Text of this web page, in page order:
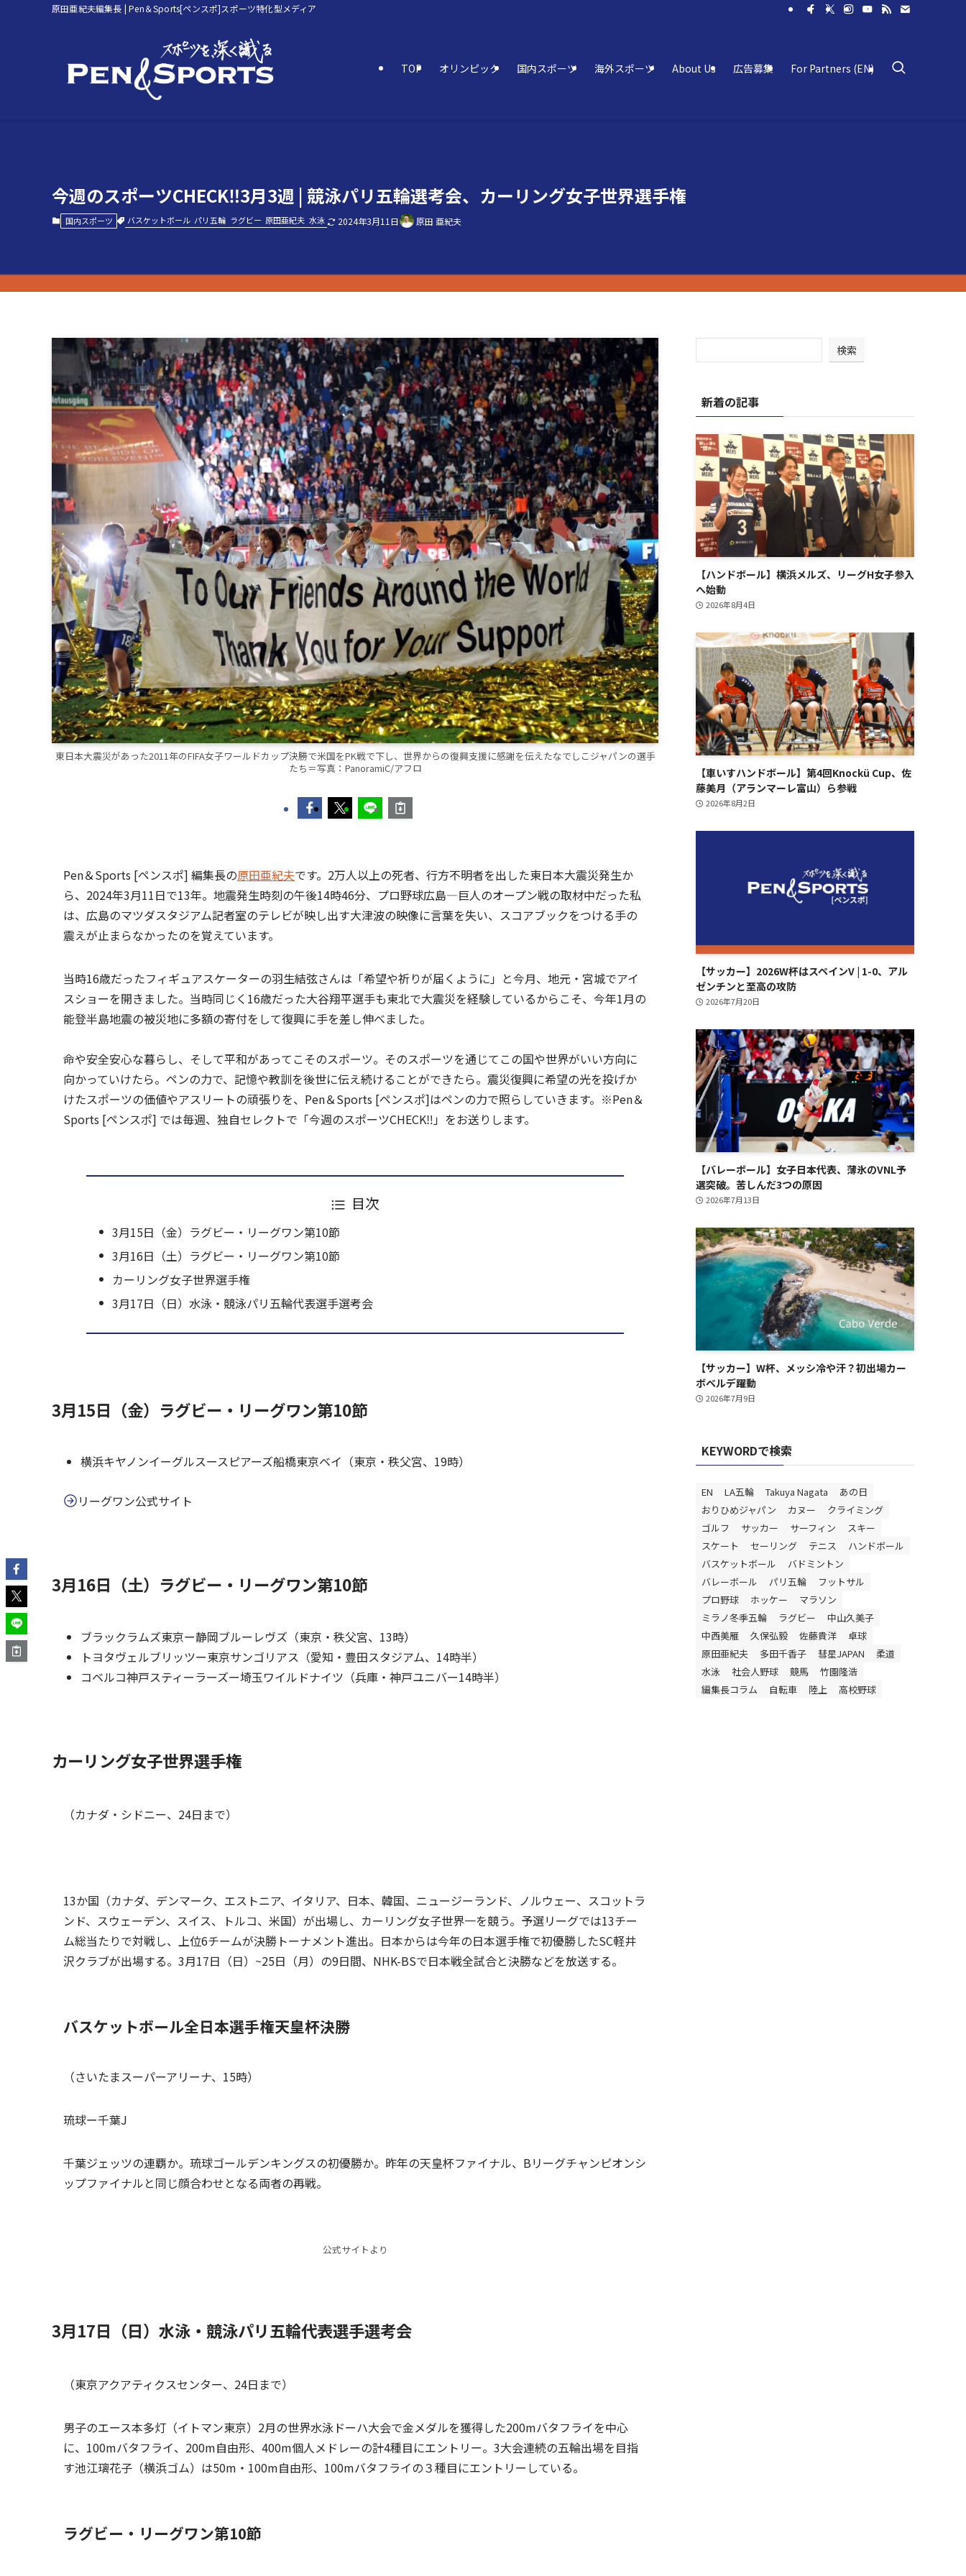
原田亜紀夫編集長 | Pen＆Sports[ペンスポ]スポーツ特化型メディア
TOP オリンピック 国内スポーツ 海外スポーツ About Us 広告募集 For Partners (EN)
今週のスポーツCHECK‼3月3週 | 競泳パリ五輪選考会、カーリング女子世界選手権
国内スポーツ バスケットボール パリ五輪 ラグビー 原田亜紀夫 水泳 2024年3月11日 原田 亜紀夫
東日本大震災があった2011年のFIFA女子ワールドカップ決勝で米国をPK戦で下し、世界からの復興支援に感謝を伝えたなでしこジャパンの選手
たち＝写真：PanoramiC/アフロ
Pen＆Sports [ペンスポ] 編集長の原田亜紀夫です。2万人以上の死者、行方不明者を出した東日本大震災発生か
ら、2024年3月11日で13年。地震発生時刻の午後14時46分、プロ野球広島―巨人のオープン戦の取材中だった私
は、広島のマツダスタジアム記者室のテレビが映し出す大津波の映像に言葉を失い、スコアブックをつける手の
震えが止まらなかったのを覚えています。
当時16歳だったフィギュアスケーターの羽生結弦さんは「希望や祈りが届くように」と今月、地元・宮城でアイ
スショーを開きました。当時同じく16歳だった大谷翔平選手も東北で大震災を経験しているからこそ、今年1月の
能登半島地震の被災地に多額の寄付をして復興に手を差し伸べました。
命や安全安心な暮らし、そして平和があってこそのスポーツ。そのスポーツを通じてこの国や世界がいい方向に
向かっていけたら。ペンの力で、記憶や教訓を後世に伝え続けることができたら。震災復興に希望の光を投げか
けたスポーツの価値やアスリートの頑張りを、Pen＆Sports [ペンスポ]はペンの力で照らしていきます。※Pen＆
Sports [ペンスポ] では毎週、独自セレクトで「今週のスポーツCHECK‼」をお送りします。
目次
3月15日（金）ラグビー・リーグワン第10節
3月16日（土）ラグビー・リーグワン第10節
カーリング女子世界選手権
3月17日（日）水泳・競泳パリ五輪代表選手選考会
3月15日（金）ラグビー・リーグワン第10節
横浜キヤノンイーグルスースピアーズ船橋東京ベイ（東京・秩父宮、19時）
リーグワン公式サイト
3月16日（土）ラグビー・リーグワン第10節
ブラックラムズ東京ー静岡ブルーレヴズ（東京・秩父宮、13時）
トヨタヴェルブリッツー東京サンゴリアス（愛知・豊田スタジアム、14時半）
コベルコ神戸スティーラーズー埼玉ワイルドナイツ（兵庫・神戸ユニバー14時半）
カーリング女子世界選手権
（カナダ・シドニー、24日まで）
13か国（カナダ、デンマーク、エストニア、イタリア、日本、韓国、ニュージーランド、ノルウェー、スコットラ
ンド、スウェーデン、スイス、トルコ、米国）が出場し、カーリング女子世界一を競う。予選リーグでは13チー
ム総当たりで対戦し、上位6チームが決勝トーナメント進出。日本からは今年の日本選手権で初優勝したSC軽井
沢クラブが出場する。3月17日（日）~25日（月）の9日間、NHK-BSで日本戦全試合と決勝などを放送する。
バスケットボール全日本選手権天皇杯決勝
（さいたまスーパーアリーナ、15時）
琉球ー千葉J
千葉ジェッツの連覇か。琉球ゴールデンキングスの初優勝か。昨年の天皇杯ファイナル、Bリーグチャンピオンシ
ップファイナルと同じ顔合わせとなる両者の再戦。
公式サイトより
3月17日（日）水泳・競泳パリ五輪代表選手選考会
（東京アクアティクスセンター、24日まで）
男子のエース本多灯（イトマン東京）2月の世界水泳ドーハ大会で金メダルを獲得した200mバタフライを中心
に、100mバタフライ、200m自由形、400m個人メドレーの計4種目にエントリー。3大会連続の五輪出場を目指
す池江璃花子（横浜ゴム）は50m・100m自由形、100mバタフライの３種目にエントリーしている。
ラグビー・リーグワン第10節
検索
新着の記事
【ハンドボール】横浜メルズ、リーグH女子参入
へ始動
2026年8月4日
【車いすハンドボール】第4回Knockü Cup、佐
藤美月（アランマーレ富山）ら参戦
2026年8月2日
【サッカー】2026W杯はスペインV | 1-0、アル
ゼンチンと至高の攻防
2026年7月20日
【バレーボール】女子日本代表、薄氷のVNL予
選突破。苦しんだ3つの原因
2026年7月13日
【サッカー】W杯、メッシ冷や汗？初出場カー
ボベルデ躍動
2026年7月9日
KEYWORDで検索
EN LA五輪 Takuya Nagata
あの日
おりひめジャパン
カヌー
クライミング
ゴルフ
サッカー サーフィン
スキー
スケート
セーリング テニス
ハンドボール
バスケットボール
バドミントン
バレーボール
パリ五輪
フットサル
プロ野球
ホッケー
マラソン
ミラノ冬季五輪
ラグビー
中山久美子
中西美雁
久保弘毅 佐藤貴洋
卓球
原田亜紀夫
多田千香子 彗星JAPAN
柔道
水泳
社会人野球 競馬
竹園隆浩
編集長コラム
自転車 陸上 高校野球